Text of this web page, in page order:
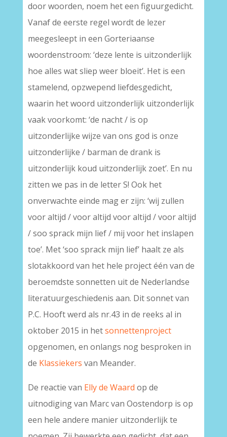
door woorden, noem het een figuurgedicht.
Vanaf de eerste regel wordt de lezer
meegesleept in een Gorteriaanse
woordenstroom: ‘deze lente is uitzonderlijk
hoe alles wat sliep weer bloeit’. Het is een
stamelend, opzwepend liefdesgedicht,
waarin het woord uitzonderlijk uitzonderlijk
vaak voorkomt: ‘de nacht / is op
uitzonderlijke wijze van ons god is onze
uitzonderlijke / barman de drank is
uitzonderlijk koud uitzonderlijk zoet’. En nu
zitten we pas in de letter S! Ook het
onverwachte einde mag er zijn: ‘wij zullen
voor altijd / voor altijd voor altijd / voor altijd
/ soo sprack mijn lief / mij voor het inslapen
toe’. Met ‘soo sprack mijn lief’ haalt ze als
slotakkoord van het hele project één van de
beroemdste sonnetten uit de Nederlandse
literatuurgeschiedenis aan. Dit sonnet van
P.C. Hooft werd als nr.43 in de reeks al in
oktober 2015 in hetsonnettenproject
opgenomen, en onlangs nog besproken in
de Klassiekers van Meander.
De reactie van Elly de Waard op de
uitnodiging van Marc van Oostendorp is op
een hele andere manier uitzonderlijk te